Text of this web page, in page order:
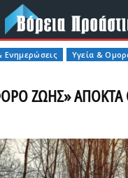
Ενημερώσεις Υγεία &
ΖΩΗΣ»